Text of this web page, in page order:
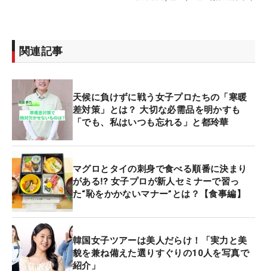
関連記事
天候に負けずに戦う女子プロたちの「寒暖
差対策」とは？ 大切な必需品を明かすも
「でも、私はいつも忘れる」と都玲華
マグロとタイの刺身で食べる順番に決まり
がある⁉ 女子プロが新人セミナーで習っ
た“恥をかかないマナー”とは？【食事編】
韓国女子ツアーは美人だらけ！「実力と美
貌を兼ね備えた選りすぐりの10人を写真で
紹介」